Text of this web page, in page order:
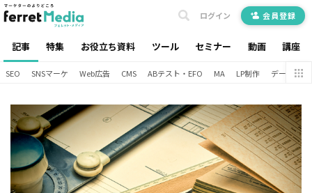
記事 特集 お役立ち資料 ツール セミナー 動画 講座
ログイン 会員登録
SEO SNSマーケ Web広告 CMS ABテスト・EFO MA LP制作 データ分析